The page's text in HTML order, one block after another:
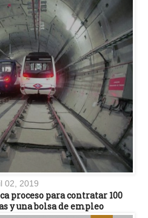
02, 2019
proceso para contratar 100
y una bolsa de empleo